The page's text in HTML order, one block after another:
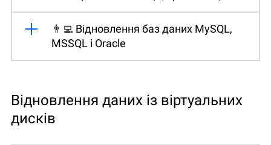
👨‍💻 Відновлення баз даних MySQL,
MSSQL і Oracle
Відновлення даних із віртуальних
дисків